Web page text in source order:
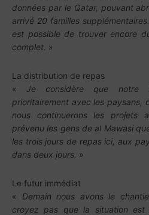
données par le Qatar, pouvant
arrivé 20 familles
est possible de trouver encore
complet. »
La distribution de repas
«Je considère que notre
prioritairement avec les paysans,
nous continuerons les projets
prévenu les gens de al Mawasi
les trois jours de repas ici, aux
dans deux jours. »
Le futur immédiat
« Demain nous avons le
croyez pas que la situation est